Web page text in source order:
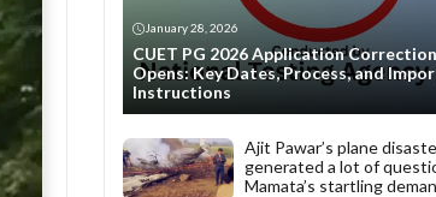
January 28, 2026
CUET PG 2026 Application
Opens: Key Dates, Process, and
Instructions
Ajit Pawar’s plane
generated a lot of
Mamata’s startling